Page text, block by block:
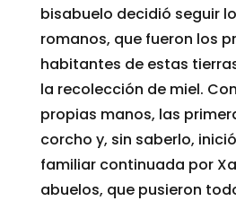
bisabuelo decidió seguir
romanos, que fueron los
habitantes de estas
la recolección de miel.
propias manos, las
corcho y, sin saberlo,
familiar continuada por
abuelos, que pusieron